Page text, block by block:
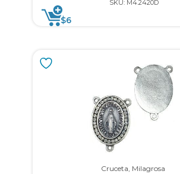
SKU: M4.2420D
$6
Cruceta, Milagrosa